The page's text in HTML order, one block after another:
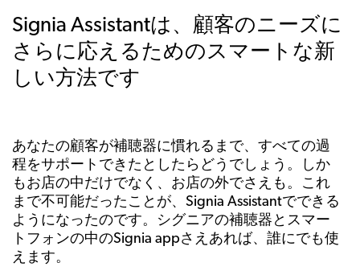
Signia Assistantは、顧客のニーズに
さらに応えるためのスマートな新
しい方法です
あなたの顧客が補聴器に慣れるまで、すべての過
程をサポートできたとしたらどうでしょう。しか
もお店の中だけでなく、お店の外でさえも。これ
まで不可能だったことが、Signia Assistantでできる
ようになったのです。シグニアの補聴器とスマー
トフォンの中のSignia appさえあれば、誰にでも使
えます。